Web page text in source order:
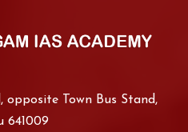
opposite Town Bus Stand,
641009